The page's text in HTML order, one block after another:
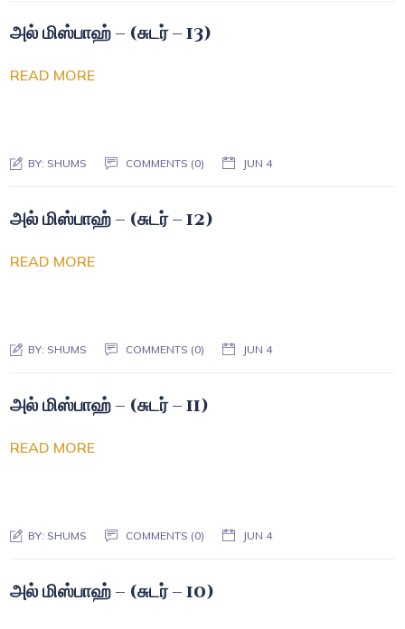
அல் மிஸ்பாஹ் – (சுடர் – 13)
READ MORE
BY: SHUMS COMMENTS (0) JUN 4
அல் மிஸ்பாஹ் – (சுடர் – 12)
READ MORE
BY: SHUMS COMMENTS (0) JUN 4
அல் மிஸ்பாஹ் – (சுடர் – 11)
READ MORE
BY: SHUMS COMMENTS (0) JUN 4
அல் மிஸ்பாஹ் – (சுடர் – 10)